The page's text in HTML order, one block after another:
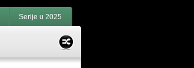
Serije u 2025